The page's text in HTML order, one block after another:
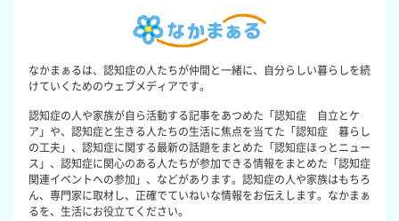
なかまぁるは、認知症の人たちが仲間と一緒に、自分らしい暮らしを続
けていくためのウェブメディアです。
認知症の人や家族が自ら活動する記事をあつめた「認知症 自立とケ
ア」や、認知症と生きる人たちの生活に焦点を当てた「認知症 暮らし
の工夫」、認知症に関する最新の話題をまとめた「認知症ほっとニュー
ス」、認知症に関心のある人たちが参加できる情報をまとめた「認知症
関連イベントへの参加」、などがあります。認知症の人や家族はもちろ
ん、専門家に取材し、正確でていねいな情報をお伝えします。なかまぁ
るを、生活にお役立てください。